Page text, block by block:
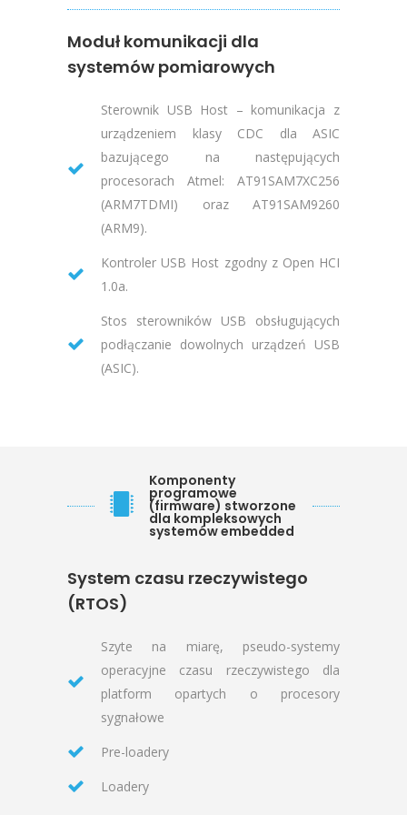
Moduł komunikacji dla
systemów pomiarowych
Sterownik USB Host – komunikacja z
urządzeniem klasy CDC dla ASIC
bazującego na następujących
procesorach Atmel: AT91SAM7XC256
(ARM7TDMI) oraz AT91SAM9260
(ARM9).
Kontroler USB Host zgodny z Open HCI
1.0a.
Stos sterowników USB obsługujących
podłączanie dowolnych urządzeń USB
(ASIC).
Komponenty
programowe
(firmware) stworzone
dla kompleksowych
systemów embedded
System czasu rzeczywistego
(RTOS)
Szyte na miarę, pseudo-systemy
operacyjne czasu rzeczywistego dla
platform opartych o procesory
sygnałowe
Pre-loadery
Loadery